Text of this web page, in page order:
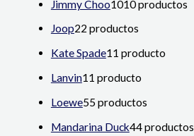
Jimmy Choo1010 productos
Joop22 productos
Kate Spade11 producto
Lanvin11 producto
Loewe55 productos
Mandarina Duck44 productos